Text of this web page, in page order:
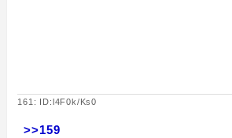
161: ID:l4F0k/Ks0
>>159